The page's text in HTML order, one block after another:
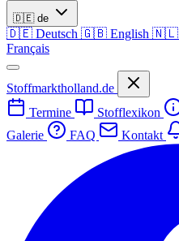
🇩🇪 de
🇩🇪 Deutsch 🇬🇧 English 🇳🇱
Français
Stoffmarktholland.de
Termine
Stofflexikon
Galerie
FAQ Kontakt